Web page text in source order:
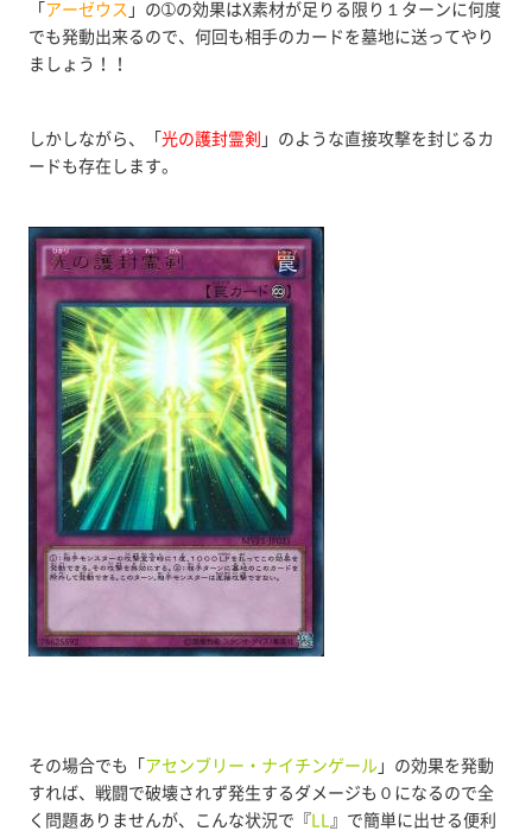
「アーゼウス 」の➀の効果はX素材が足りる限り１ターンに何度
でも発動出来るので、何回も相手のカードを墓地に送ってやり
ましょう！！
しかしながら、「光の護封霊剣 」のような直接攻撃を封じるカ
ードも存在します。
その場合でも「アセンブリー・ナイチンゲール」の効果を発動
すれば、戦闘で破壊されず発生するダメージも０になるので全
く問題ありませんが、こんな状況で『LL』で簡単に出せる便利